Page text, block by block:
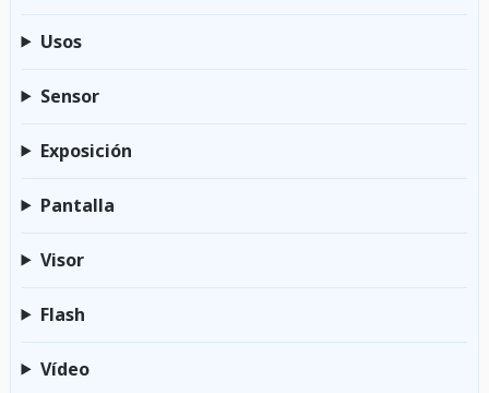
Usos
Sensor
Exposición
Pantalla
Visor
Flash
Vídeo